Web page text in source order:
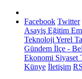
Facebook Twitter
Asayiş Eğitim
Teknoloji Yerel
Gündem İlçe -
Ekonomi Siyaset
Künye İletişim